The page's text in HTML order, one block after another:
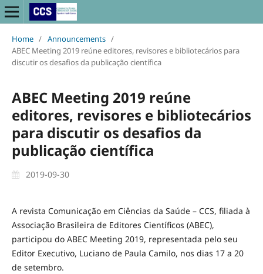
Home / Announcements /
ABEC Meeting 2019 reúne editores, revisores e bibliotecários para
discutir os desafios da publicação científica
ABEC Meeting 2019 reúne
editores, revisores e bibliotecários
para discutir os desafios da
publicação científica
2019-09-30
A revista Comunicação em Ciências da Saúde – CCS, filiada à
Associação Brasileira de Editores Científicos (ABEC),
participou do ABEC Meeting 2019, representada pelo seu
Editor Executivo, Luciano de Paula Camilo, nos dias 17 a 20
de setembro.